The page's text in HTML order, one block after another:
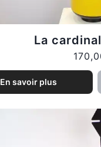
La
En savoir plus